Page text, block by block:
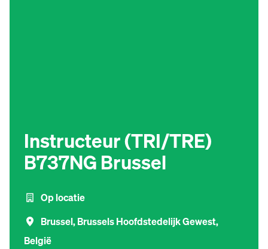
Instructeur (TRI/TRE)
B737NG Brussel
Op locatie
Brussel,Brussels Hoofdstedelijk Gewest,
België